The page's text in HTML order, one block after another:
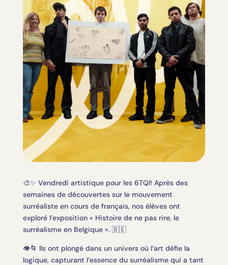
🎨✨ Vendredi artistique pour les 6TQI! Après des
semaines de découvertes sur le mouvement
surréaliste en cours de français, nos élèves ont
exploré l’exposition « Histoire de ne pas rire, le
surréalisme en Belgique ». 🇧🇪
👁️🌀 Ils ont plongé dans un univers où l’art défie la
logique, capturant l’essence du surréalisme qui a tant